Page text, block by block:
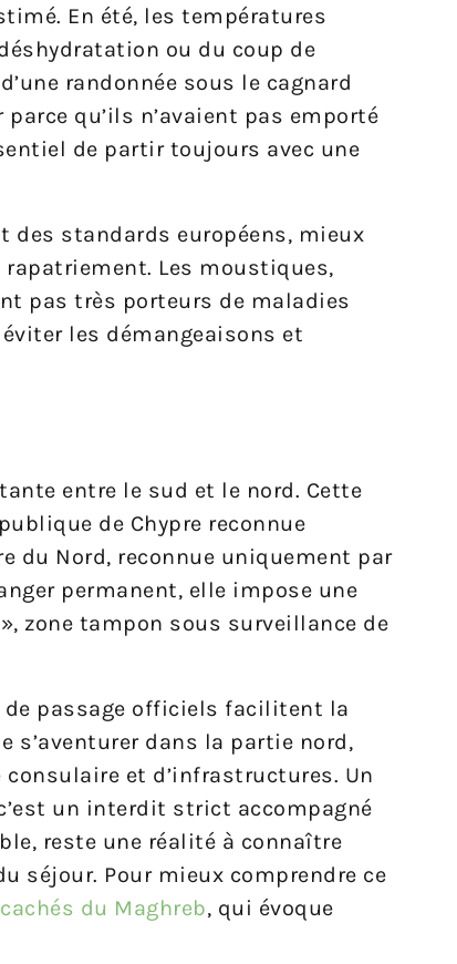
En été, les températures
ou du coup de
randonnée sous le cagnard
qu’ils n’avaient pas emporté
de partir toujours avec une
des standards européens, mieux
Les moustiques,
pas très porteurs de maladies
les démangeaisons et
entre le sud et le nord. Cette
de Chypre reconnue
du Nord, reconnue uniquement par
permanent, elle impose une
zone tampon sous surveillance de
passage officiels facilitent la
s’aventurer dans la partie nord,
et d’infrastructures. Un
un interdit strict accompagné
reste une réalité à connaître
séjour. Pour mieux comprendre ce
du Maghreb, qui évoque